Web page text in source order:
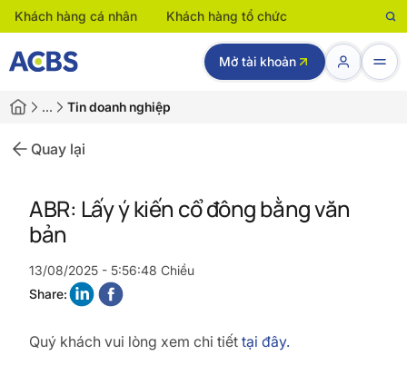
Khách hàng cá nhân Khách hàng tổ chức
Mở tài khoản
… Tin doanh nghiệp
Quay lại
ABR: Lấy ý kiến cổ đông bằng văn
bản
13/08/2025 - 5:56:48 Chiều
Share:
Quý khách vui lòng xem chi tiết tại đây.